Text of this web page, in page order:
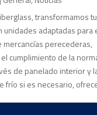
transformamos
unidades adaptadas para
perecederas,
cumplimiento de la
de panelado interior y
frío si es necesario,